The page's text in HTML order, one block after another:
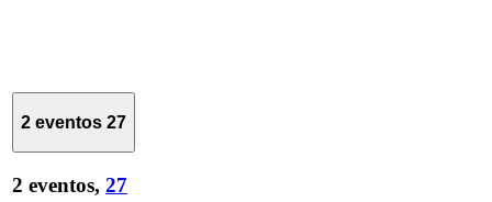
2 eventos 27
2 eventos, 27